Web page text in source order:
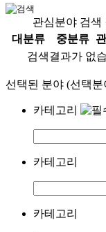
관심분야 검색
대분류
중분류
검색결과가 없
선택된 분야 (선택
카테고리
카테고리
카테고리